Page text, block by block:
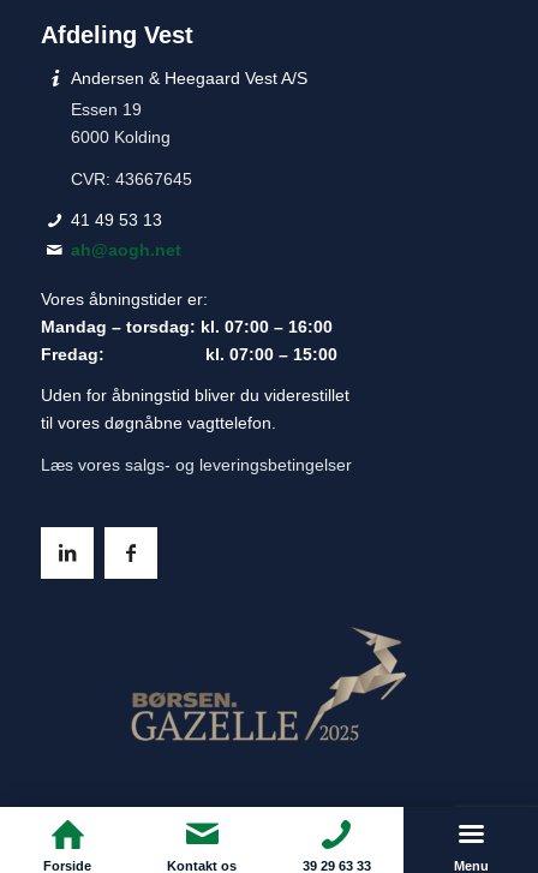
Afdeling Vest
Andersen & Heegaard Vest A/S
Essen 19
6000 Kolding
CVR: 43667645
41 49 53 13
ah@aogh.net
Vores åbningstider er:
Mandag – torsdag: kl. 07:00 – 16:00
Fredag: kl. 07:00 – 15:00
Uden for åbningstid bliver du viderestillet
til vores døgnåbne vagttelefon.
Læs vores salgs- og leveringsbetingelser
Forside Kontakt os 39 29 63 33 Menu
© Copyright - Andersen & Heegaard A/S